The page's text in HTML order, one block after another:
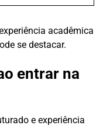
acadêmica
se destacar.
entrar na
e experiência